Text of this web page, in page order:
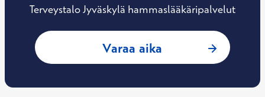
Terveystalo Jyväskylä hammaslääkäripalvelut
Varaa aika : Riikka Auvinen